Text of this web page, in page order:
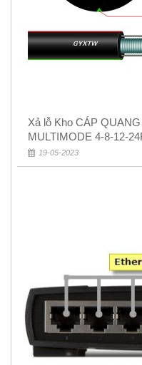
Xả lỗ Kho CÁP QUANG
MULTIMODE 4-8-12-
Rẻ 5k
19-05-2023